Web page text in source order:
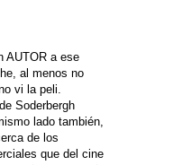
AUTOR a ese
al menos no
vi la peli.
Soderbergh
lado también,
de los
que del cine